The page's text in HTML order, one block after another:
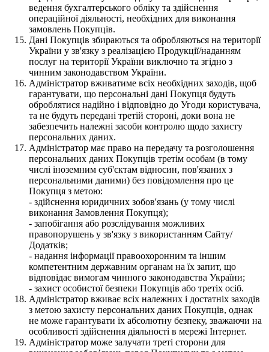
ведення бухгалтерського обліку та здійснення
операційної діяльності, необхідних для виконання
замовлень Покупців.
Дані Покупців збираються та обробляються на території
України у зв'язку з реалізацією Продукції/наданням
послуг на території України виключно та згідно з
чинним законодавством України.
Адміністратор вживатиме всіх необхідних заходів, щоб
гарантувати, що персональні дані Покупця будуть
оброблятися надійно і відповідно до Угоди користувача,
та не будуть передані третій стороні, доки вона не
забезпечить належні засоби контролю щодо захисту
персональних даних.
Адміністратор має право на передачу та розголошення
персональних даних Покупців третім особам (в тому
числі іноземним суб'єктам відносин, пов'язаних з
персональними даними) без повідомлення про це
Покупця з метою:
- здійснення юридичних зобов'язань (у тому числі
виконання Замовлення Покупця);
- запобігання або розслідування можливих
правопорушень у зв'язку з використанням Сайту/
Додатків;
- надання інформації правоохоронним та іншим
компетентним державним органам на їх запит, що
відповідає вимогам чинного законодавства України;
- захист особистої безпеки Покупців або третіх осіб.
Адміністратор вживає всіх належних і достатніх заходів
з метою захисту персональних даних Покупців, однак
не може гарантувати їх абсолютну безпеку, зважаючи на
особливості здійснення діяльності в мережі Інтернет.
Адміністратор може залучати треті сторони для